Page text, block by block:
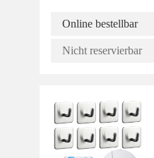
Online bestellbar
Nicht reservierbar